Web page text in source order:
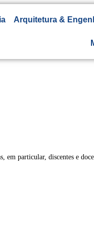
Arquitetura &
em particular, discentes e